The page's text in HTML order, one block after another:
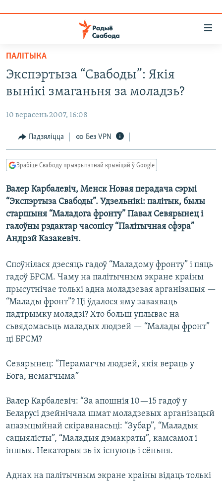
ўнівэрсальнага
доступу
Перайсьці
да
галоўнага
Перайсьці
Перайсьці
пошуку
УСЕ НАВІНЫ
ЛЮДЗІ
ПАЛІТЫКА
ВАЙНА
БЕЛАРУСЫ НА ВАЙНЕ
ПАЛІТВЯЗЬНІ
КУЛЬТУРА
КАЛЯНДАР
ТОЛЬКІ НА СВАБОДЗЕ
БЛОГІ
ГІСТОРЫЯ НА СВАБОДЗЕ
КНІГІ
АЎДЫЁКНІГІ
PREMIUM
МОВА
НА ХВАЛЯХ СВАБОДЫ
АБЫСЬЦІ БЛЯКАВАНЬНЕ
ПАДЗЯЛІЦЦА ІНФАРМАЦЫЯЙ
ПАДПІСАЦЦА
RSS
FACEBOOK
TWITTER
Усе сайты РС/РСЭ
ПАЛІТЫКА
Экспэртыза “Свабоды”: Якія
вынікі змаганьня за моладзь?
10 верасень 2007, 16:08
Падзяліцца Без VPN
Зрабіце Свабоду прыярытэтнай крыніцай ў Google
Валер Карбалевіч, Менск Новая перадача сэрыі
“Экспэртыза Свабоды”. Удзельнікі: палітык, былы
старшыня “Маладога фронту” Павал Севярынец і
галоўны рэдактар часопісу “Палітычная сфэра”
Андрэй Казакевіч.
Споўнілася дзесяць гадоў “Маладому фронту” і пяць
гадоў БРСМ. Чаму на палітычным экране краіны
прысутнічае толькі адна моладзевая арганізацыя —
“Малады фронт”? Ці ўдалося яму заваяваць
падтрымку моладзі? Хто больш уплывае на
сьвядомасьць маладых людзей — “Малады фронт”
ці БРСМ?
Севярынец: “Перамагчы людзей, якія вераць у
Бога, немагчыма”
Валер Карбалевіч: “За апошнія 10—15 гадоў у
Беларусі дзейнічала шмат моладзевых арганізацый
апазыцыйнай скіраванасьці: “Зубар”, “Маладыя
сацыялісты”, “Маладыя дэмакраты”, камсамол і
іншыя. Некаторыя зь іх існуюць і сёньня.
Аднак на палітычным экране краіны відаць толькі